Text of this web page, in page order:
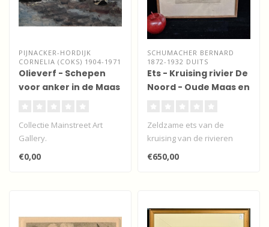
PIJNACKER-HORDIJK
CORNELIA (COKS) 1904-1971
Olieverf - Schepen
voor anker in de Maas
Collectie Mainstreet Art
Gallery.
Expressionistisch
olieverfwerk gesigneerd.
€0,00
SCHUMACHER BERNARD
1872-1932 DUITS
Ets - Kruising rivier De
Noord - Oude Maas en
Zeldzame ets van de
kruising van de rivieren
Noord, Oude Maas en
Beneden Merwede..
€650,00